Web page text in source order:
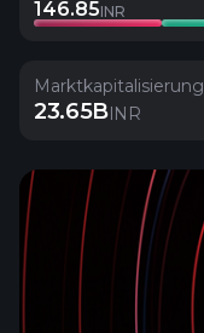
146.85INR
Marktkapitalisierung
23.65BINR